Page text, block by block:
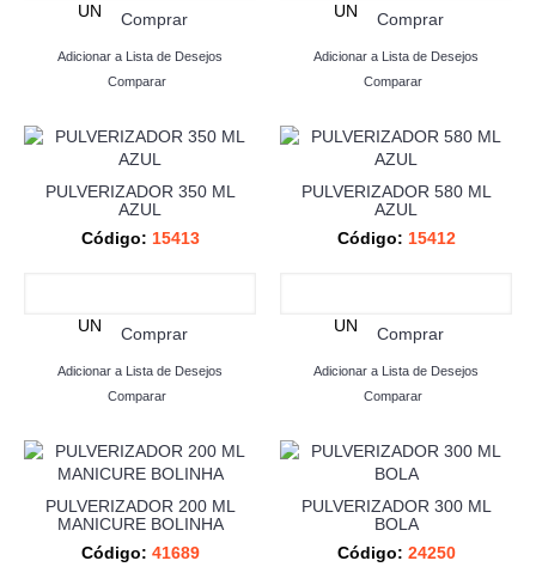
UN Comprar
Adicionar a Lista de Desejos
Comparar
UN Comprar
Adicionar a Lista de Desejos
Comparar
PULVERIZADOR 350 ML
AZUL
Código: 15413
UN Comprar
Adicionar a Lista de Desejos
Comparar
PULVERIZADOR 580 ML
AZUL
Código: 15412
UN Comprar
Adicionar a Lista de Desejos
Comparar
PULVERIZADOR 200 ML
MANICURE BOLINHA
Código: 41689
PULVERIZADOR 300 ML
BOLA
Código: 24250